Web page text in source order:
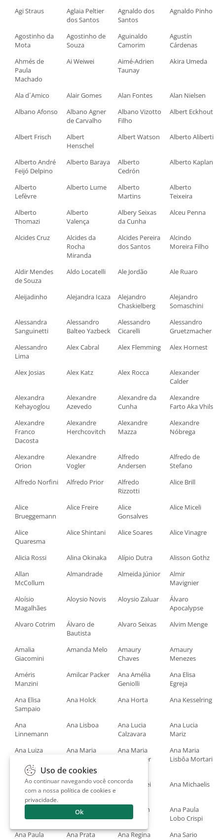
Agi Straus
Aglaia Peltier
dos Santos
Agnaldo dos
Santos
Agnaldo Pinho
Agostinho da
Mota
Agostinho de
Souza
Aguinaldo
Camorim
Agustín
Cárdenas
Ahmés de
Paula
Machado
Ai Weiwei
Aimé-Adrien
Taunay
Akira Umeda
Ala d´Amico Alair Gomes Alan Fontes
Alan Nielsen
Albano Afonso
Albano Agner
de Carvalho
Albano Vizotto
Filho
Albert Eckhout
Albert Frisch
Albert
Henschel
Albert Watson Alberto Aliberti
Alberto André
Feijó Delpino
Alberto Baraya
Alberto
Cedrón
Alberto Kaplan
Alberto
Lefèvre
Alberto Lume
Alberto
Martins
Alberto
Teixeira
Alberto
Thomazi
Alberto
Valença
Albery Seixas
da Cunha
Alceu Penna
Alcides Cruz
Alcides da
Rocha
Miranda
Alcides Pereira
dos Santos
Alcindo
Moreira Filho
Aldir Mendes
de Souza
Aldo Locatelli Ale Jordão Ale Ruaro
Aleijadinho Alejandra Icaza
Alejandro
Chaskielberg
Alejandro
Somaschini
Alessandra
Sanguinetti
Alessandro
Balteo Yazbeck
Alessandro
Cicarelli
Alessandro
Gruetzmacher
Alessandro
Lima
Alex Cabral Alex Flemming Alex Hornest
Alex Josias Alex Katz Alex Rocca
Alexander
Calder
Alexandra
Kehayoglou
Alexandre
Azevedo
Alexandre da
Cunha
Alexandre
Farto Aka Vhils
Alexandre
Franco
Dacosta
Alexandre
Herchcovitch
Alexandre
Mazza
Alexandre
Nóbrega
Alexandre
Orion
Alexandre
Vogler
Alfredo
Andersen
Alfredo de
Stefano
Alfredo Norfini
Alfredo Prior
Alfredo
Rizzotti
Alice Brill
Alice
Brueggemann
Alice Freire
Alice
Gonsalves
Alice Miceli
Alice
Quaresma
Alice Shintani Alice Soares Alice Vinagre
Alicia Rossi Alina Okinaka Alípio Dutra
Alisson Gothz
Allan
McCollum
Almandrade Almeida Júnior
Almir
Mavignier
Aloísio
Magalhães
Aloysio Novis Aloysio Zaluar
Álvaro
Apocalypse
Alvaro Cotrim
Álvaro de
Bautista
Alvaro Seixas Alvim Menge
Amalia
Giacomini
Amanda Melo
Amaury
Chaves
Amaury
Menezes
Améris
Manzini
Amilcar Packer
Ana Amélia
Geniolli
Ana Elisa
Egreja
Ana Elisa
Sampaio
Ana Holck Ana Horta Ana Kesselring
Ana
Linnemann
Ana Lisboa
Ana Lucia
Calzavara
Ana Lucia
Mariz
Ana Luiza
Ana Maria
Ana Maria
Goldberger
Ana Maria
Lisbôa Mortari
Ana Maria
Pacheco
Ana Maria
Tavares
Ana Mazzei Ana Michaelis
Ana Niski
Zveibil
Ana Nitzan
Ana Paula
Lobo Crispi
Ana Paula
Ana Prata Ana Regina Ana Sario
Uso de cookies
Ao continuar navegando você concorda
com a nossa política de cookies e
privacidade.
Ok